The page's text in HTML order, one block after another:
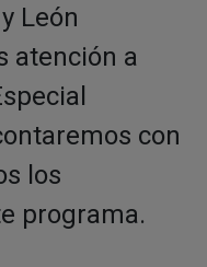
León
atención a
con
los
programa.